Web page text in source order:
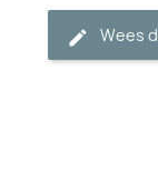
Wees